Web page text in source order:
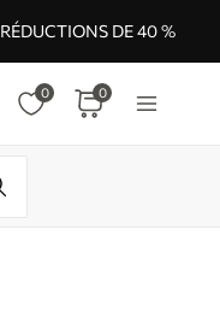
RÉDUCTIONS DE 40 %
0 0